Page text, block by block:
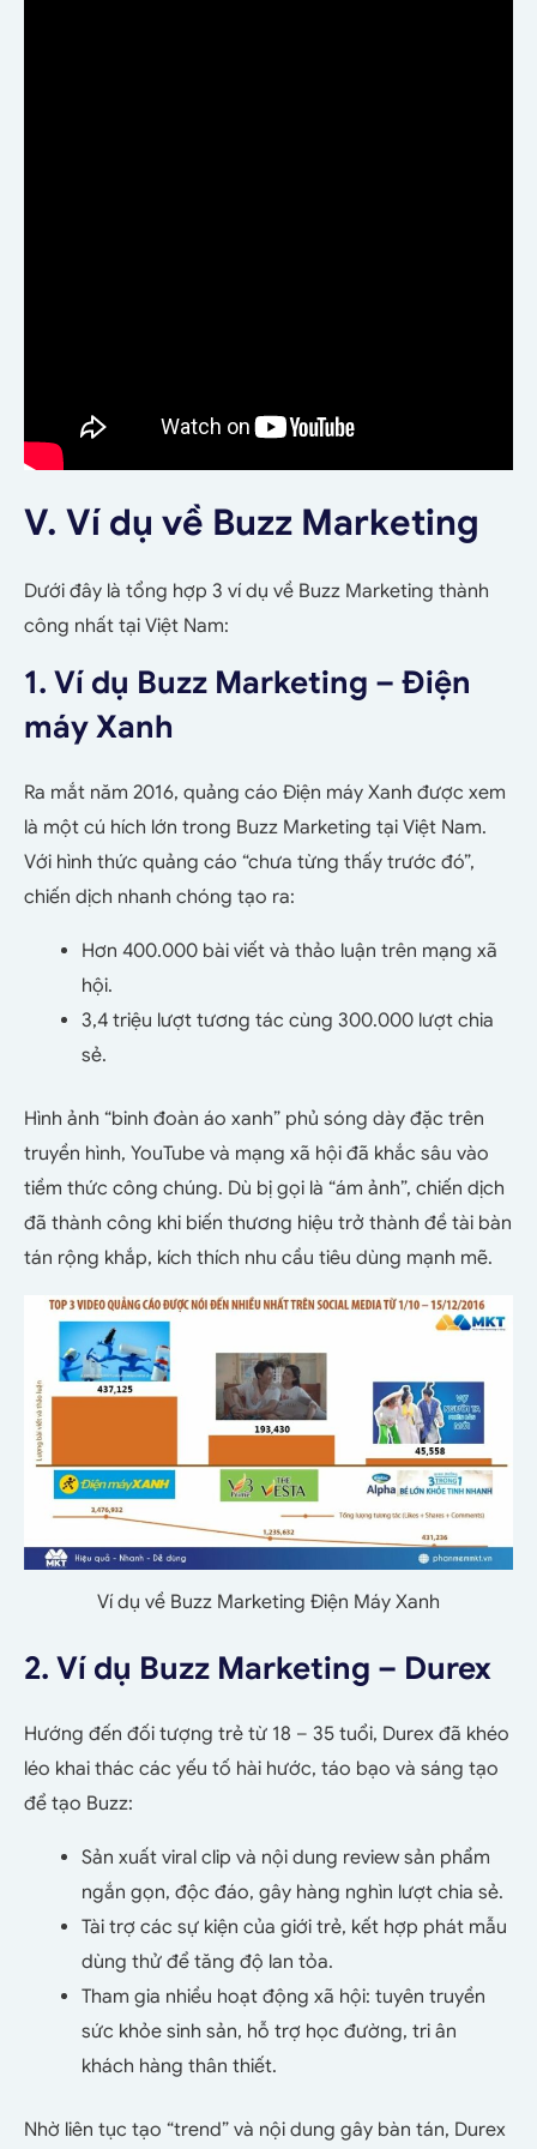
V. Ví dụ về Buzz Marketing
Dưới đây là tổng hợp 3 ví dụ về Buzz Marketing thành
công nhất tại Việt Nam:
1. Ví dụ Buzz Marketing – Điện
máy Xanh
Ra mắt năm 2016, quảng cáo Điện máy Xanh được xem
là một cú hích lớn trong Buzz Marketing tại Việt Nam.
Với hình thức quảng cáo “chưa từng thấy trước đó”,
chiến dịch nhanh chóng tạo ra:
Hơn 400.000 bài viết và thảo luận trên mạng xã
hội.
3,4 triệu lượt tương tác cùng 300.000 lượt chia
sẻ.
Hình ảnh “binh đoàn áo xanh” phủ sóng dày đặc trên
truyền hình, YouTube và mạng xã hội đã khắc sâu vào
tiềm thức công chúng. Dù bị gọi là “ám ảnh”, chiến dịch
đã thành công khi biến thương hiệu trở thành đề tài bàn
tán rộng khắp, kích thích nhu cầu tiêu dùng mạnh mẽ.
Ví dụ về Buzz Marketing Điện Máy Xanh
2. Ví dụ Buzz Marketing – Durex
Hướng đến đối tượng trẻ từ 18 – 35 tuổi, Durex đã khéo
léo khai thác các yếu tố hài hước, táo bạo và sáng tạo
để tạo Buzz:
Sản xuất viral clip và nội dung review sản phẩm
ngắn gọn, độc đáo, gây hàng nghìn lượt chia sẻ.
Tài trợ các sự kiện của giới trẻ, kết hợp phát mẫu
dùng thử để tăng độ lan tỏa.
Tham gia nhiều hoạt động xã hội: tuyên truyền
sức khỏe sinh sản, hỗ trợ học đường, tri ân
khách hàng thân thiết.
Nhờ liên tục tạo “trend” và nội dung gây bàn tán, Durex